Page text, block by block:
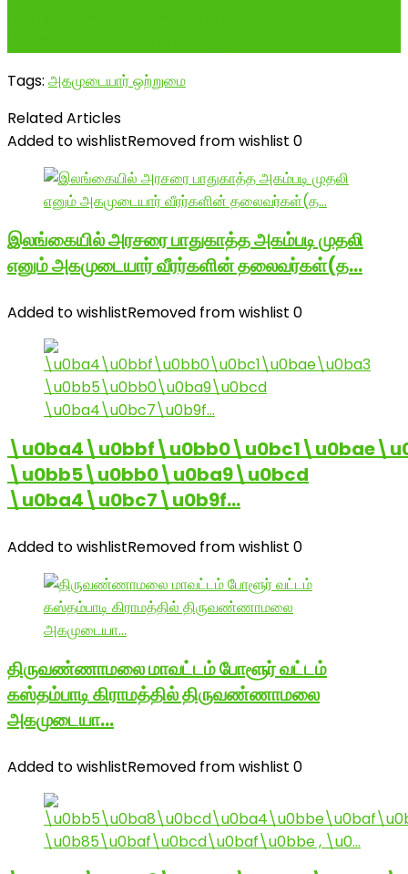
Tags: அகமுடையார் ஒற்றுமை
Related Articles
Added to wishlistRemoved from wishlist 0
இலங்கையில் அரசரை பாதுகாத்த அகம்படி முதலி
எனும் அகமுடையார் வீரர்களின் தலைவர்கள்(த…
Added to wishlistRemoved from wishlist 0
\u0bb5\u0bb0\u0ba9\u0bcd
\u0ba4\u0bc7\u0b9f…
Added to wishlistRemoved from wishlist 0
திருவண்ணாமலை மாவட்டம் போளூர் வட்டம்
கஸ்தம்பாடி கிராமத்தில் திருவண்ணாமலை
அகமுடையா…
Added to wishlistRemoved from wishlist 0